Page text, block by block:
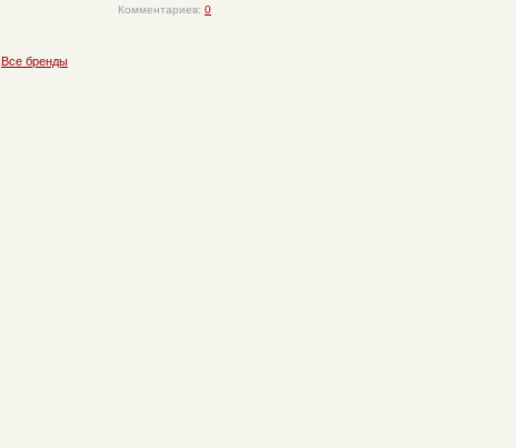
Комментариев: 0
Все бренды